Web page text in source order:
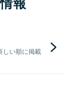
しい順に掲載